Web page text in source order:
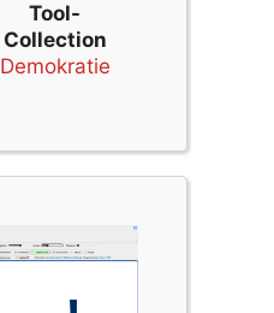
Tool-
Collection
Demokratie